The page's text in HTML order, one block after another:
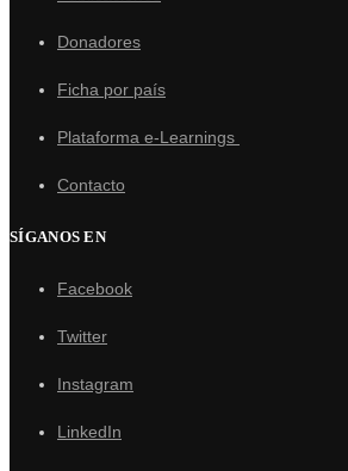
Donadores
Ficha por país
Plataforma e-Learnings
Contacto
SÍGANOS EN
Facebook
Twitter
Instagram
LinkedIn